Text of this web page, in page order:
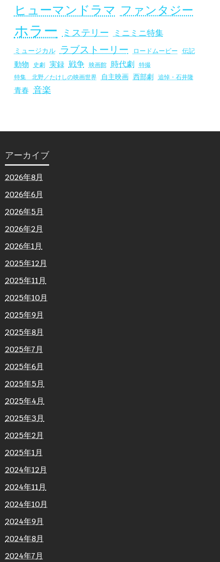
ヒューマンドラマ ファンタジー
ホラー ミステリー ミニミニ特集
ミュージカル ラブストーリー ロードムービー 伝記
動物 史劇 実録 戦争 映画館 時代劇
特撮
特集 北野／たけしの映画世界
自主映画 西部劇 追悼・石井隆
青春 音楽
アーカイブ
2026年8月
2026年6月
2026年5月
2026年2月
2026年1月
2025年12月
2025年11月
2025年10月
2025年9月
2025年8月
2025年7月
2025年6月
2025年5月
2025年4月
2025年3月
2025年2月
2025年1月
2024年12月
2024年11月
2024年10月
2024年9月
2024年8月
2024年7月